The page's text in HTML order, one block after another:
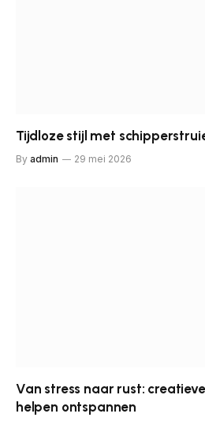
Tijdloze stijl met
By admin 29 mei 2026
Van stress naar rust:
helpen ontspannen